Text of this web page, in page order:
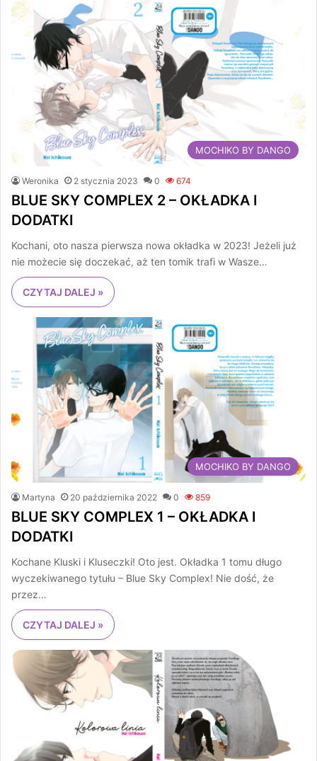
MOCHIKO BY DANGO
Weronika 2 stycznia 2023 0 674
BLUE SKY COMPLEX 2 – OKŁADKA I
DODATKI
Kochani, oto nasza pierwsza nowa okładka w 2023! Jeżeli już
nie możecie się doczekać, aż ten tomik trafi w Wasze…
CZYTAJ DALEJ »
MOCHIKO BY DANGO
Martyna 20 października 2022 0 859
BLUE SKY COMPLEX 1 – OKŁADKA I
DODATKI
Kochane Kluski i Kluseczki! Oto jest. Okładka 1 tomu długo
wyczekiwanego tytułu – Blue Sky Complex! Nie dość, że
przez…
CZYTAJ DALEJ »